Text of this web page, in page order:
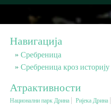
Планински туризам
Бањски туризам
Навигација
Сребреница
Сребреница кроз историју
Атрактивности
Национални парк Дрина Ријека Дрина